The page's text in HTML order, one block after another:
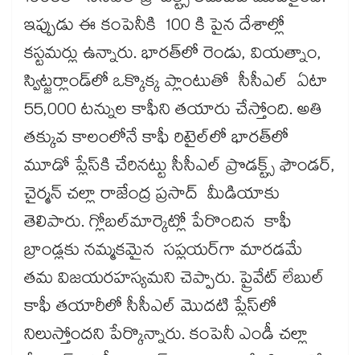
ఇప్పుడు ఈ కంపెనీకి 100 కి పైన దేశాల్లో
కస్టమర్లు ఉన్నారు. భారత్‌‌‌‌‌‌‌‌‌‌‌‌‌‌‌‌లో రెండు, వియత్నాం,
స్విట్జర్లాండ్‌‌‌‌‌‌‌‌‌‌‌‌‌‌‌‌లో ఒక్కొక్క ప్లాంటుతో సీసీఎల్ ఏటా
55,000 టన్నుల కాఫీని తయారు చేస్తోంది. అతి
తక్కువ కాలంలోనే కాఫీ రిటైల్‌‌‌‌‌‌‌‌‌‌‌‌‌‌‌‌లో భారత్‌‌‌‌‌‌‌‌‌‌‌‌‌‌‌‌లో
మూడో ప్లేస్​కి చేరినట్టు సీసీఎల్‌‌‌‌‌‌‌‌‌‌‌‌‌‌‌‌ ప్రొడక్ట్స్ ఫౌండర్‌‌‌‌‌‌‌‌‌‌‌‌‌‌‌‌,
చైర్మన్‌‌‌‌‌‌‌‌‌‌‌‌‌‌‌‌ చల్లా రాజేంద్ర ప్రసాద్‌‌‌‌‌‌‌‌‌‌‌‌‌‌‌‌ మీడియాకు
తెలిపారు. గ్లోబల్​మార్కెట్లో పేరొందిన కాఫీ
బ్రాండ్లకు నమ్మకమైన సప్లయర్​గా మారడమే
తమ విజయరహస్యమని చెప్పారు​. ప్రైవేట్‌‌‌‌‌‌‌‌‌‌‌‌‌‌‌‌ లేబుల్‌‌‌‌‌‌‌‌‌‌‌‌‌‌‌‌
కాఫీ తయారీలో సీసీఎల్​ మొదటి ప్లేస్​లో
నిలుస్తోందని పేర్కొన్నారు. కంపెనీ ఎండీ చల్లా